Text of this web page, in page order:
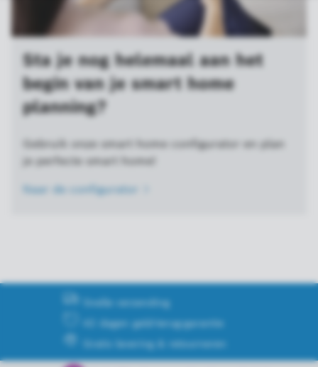
Sta je nog helemaal aan het
begin van je smart home
planning?
Gebruik onze smart home configurator en plan
je perfecte smart home!
Naar de
configurator
Snelle verzending
42 dagen geld-terug-garantie
Gratis levering & retourneren